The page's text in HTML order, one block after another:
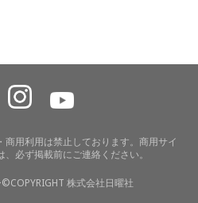
用利用は禁止しております。商用サイ
必ず掲載前にご連絡ください。
©COPYRIGHT 株式会社日曜社